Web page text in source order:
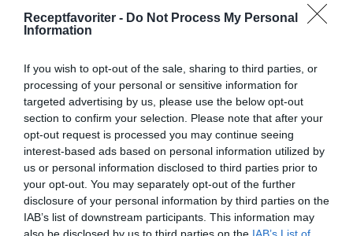
Receptfavoriter - Do Not Process My Personal
Information
If you wish to opt-out of the sale, sharing to third parties, or
processing of your personal or sensitive information for
targeted advertising by us, please use the below opt-out
section to confirm your selection. Please note that after your
opt-out request is processed you may continue seeing
interest-based ads based on personal information utilized by
us or personal information disclosed to third parties prior to
your opt-out. You may separately opt-out of the further
disclosure of your personal information by third parties on the
IAB’s list of downstream participants. This information may
also be disclosed by us to third parties on the IAB’s List of
Smält rabarber med kanel som är en slags
rabarbersås. Serveringsförslag Passar till glass och
desserter...
RECEPT